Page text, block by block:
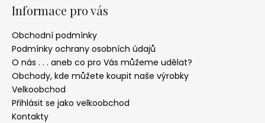
Informace pro vás
Obchodní podmínky
Podmínky ochrany osobních údajů
O nás . . . aneb co pro Vás můžeme udělat?
Obchody, kde můžete koupit naše výrobky
Velkoobchod
Přihlásit se jako velkoobchod
Kontakty